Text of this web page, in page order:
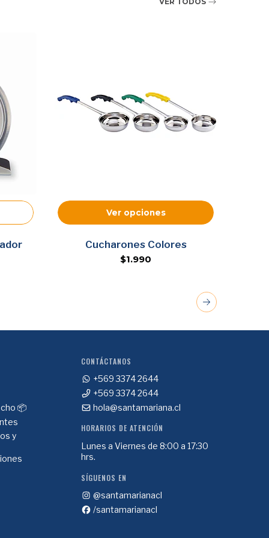
Ver opciones
Cucharones Colores
$1.990
📦
y
CONTÁCTANOS
+569 3374 2644
+569 3374 2644
hola@santamariana.cl
HORARIOS DE ATENCIÓN
Lunes a Viernes de 8:00 a 17:30
hrs.
SÍGUENOS EN
@santamarianacl
/santamarianacl